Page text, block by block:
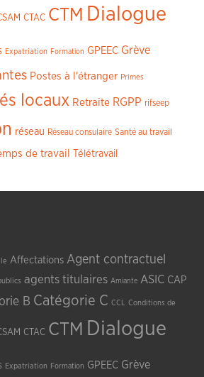
CTAC CTM Dialogue
Expatriation Formation GPEEC Grève
Postes à l'étranger Primes
locaux Retraite RGPP rifseep
réseau Réseau consulaire Santé au travail
de travail Télétravail
Affectations Agent contractuel
agents titulaires Amiante ASIC CAP
B Catégorie C CCL Conditions de
CTAC CTM Dialogue
Expatriation Formation GPEEC Grève